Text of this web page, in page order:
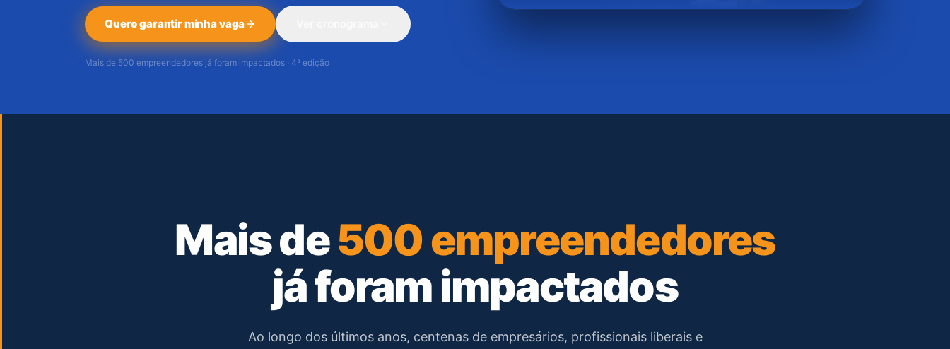
Quero garantir minha vaga
Mais de 500 empreendedores já foram impactados · 4ª edição
Mais de500 empreendedores
já foram impactados
Ao longo dos últimos anos, centenas de empresários, profissionais liberais e